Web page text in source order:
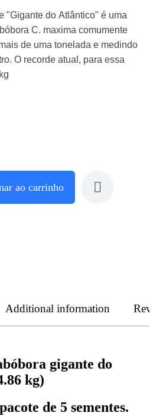
"Gigante do Atlântico" é uma
C. maxima comumente
de uma tonelada e medindo
O recorde atual, para essa
ao carrinho
Additional information
gigante do
kg)
de 5 sementes.